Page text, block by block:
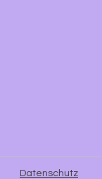
Datenschutz